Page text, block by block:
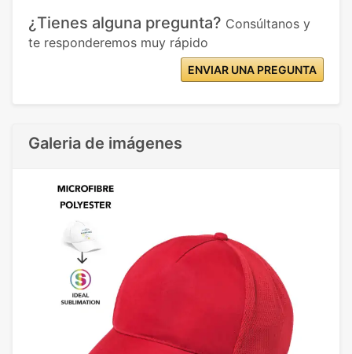
¿Tienes alguna pregunta? Consúltanos y
te responderemos muy rápido
ENVIAR UNA PREGUNTA
Galeria de imágenes